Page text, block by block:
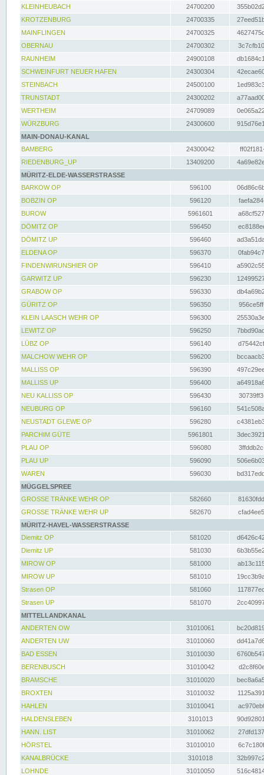
KLEINHEUBACH 24700200
KROTZENBURG
24700335
MAINFLINGEN
24700325
OBERNAU
24700302
RAUNHEIM
24900108
SCHWEINFURT NEUER HAFEN
24300304
STEINBACH
24500100
TRUNSTADT
24300202
WERTHEIM
24709089
WÜRZBURG
24300600
MAIN-DONAU-KANAL
BAMBERG
24300042
RIEDENBURG_UP
13409200
MÜRITZ-ELDE-WASSERSTRASSE
BARKOW OP
596100
BOBZIN OP
596120
BUROW
5961601
DÖMITZ OP
596450
DÖMITZ UP
596460
ELDENA OP
596370
FINDENWIRUNSHIER OP
596410
GARWITZ UP
596230
GRABOW OP
596330
GÜRITZ OP
596350
KLEIN LAASCH WEHR OP
596300
LEWITZ OP
596250
LÜBZ OP
596140
MALCHOW WEHR OP
596200
MALLISS OP
596390
MALLISS UP
596400
NEU KALLISS OP
596430
NEUBURG OP
596160
NEUSTADT GLEWE OP
596280
PARCHIM GÜTE
5961801
PLAU OP
596080
PLAU UP
596090
WAREN
596030
MÜGGELSPREE
GROSSE TRÄNKE WEHR OP
582660
GROSSE TRÄNKE WEHR UP
582670
MÜRITZ-HAVEL-WASSERSTRASSE
Diemitz OP
581020
Diemitz UP
581030
MIROW OP
581000
MIROW UP
581010
Strasen OP
581060
Strasen UP
581070
MITTELLANDKANAL
ANDERTEN OW
31010061
ANDERTEN UW
31010060
BAD ESSEN
31010030
BERENBUSCH
31010042
BRAMSCHE
31010020
BROXTEN
31010032
HAHLEN
31010041
HALDENSLEBEN
3101013
HANN. LIST
31010062
HÖRSTEL
31010010
KANALBRÜCKE
3101018
LOHNDE
31010050